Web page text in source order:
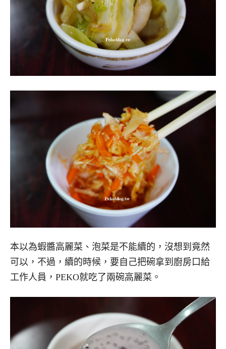
本以為蝦醬高麗菜、泡菜是不能續的，沒想到竟然
可以，不過，續的時候，要自己把碗拿到廚房口給
工作人員，PEKO就吃了兩碗高麗菜。